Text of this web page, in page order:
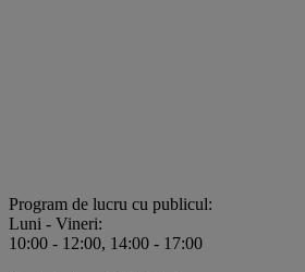
Program de lucru cu publicul:
Luni - Vineri:
10:00 - 12:00, 14:00 - 17:00